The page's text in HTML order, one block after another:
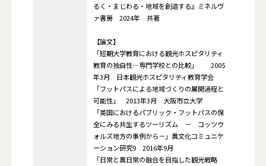
るく・まじわる・地域を創造する』ミネルヴ
ァ書房 2024年 共著
【論文】
「短期大学教育における観光ホスピタリティ
教育の独自性―専門学校との比較」 2005
年3月 日本観光ホスピタリティ教育学会
「フットパスによる地域づくりの展開過程と
可能性」 2013年3月 大阪市立大学
「英国におけるパブリック・フットパスの保
全にみる共生するツーリズム － コッツウ
ォルズ地方の事例から－」異文化コミュニケ
ーション研究9 2016年9月
「日常と異日常の融合を目指した観光戦略